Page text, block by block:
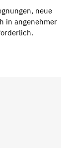
neue
in angenehmer